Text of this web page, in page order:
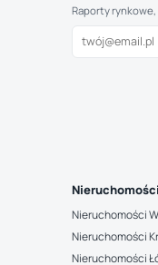
Raporty
Nieruchomości
Nieruchomości
Nieruchomości